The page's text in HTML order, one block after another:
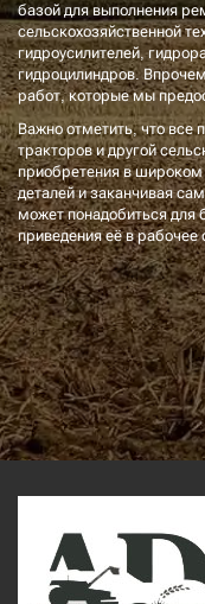
базой для выполнения
сельскохозяйственной
гидроусилителей,
гидроцилиндров.
работ, которые мы
Важно отметить, что все
тракторов и другой
приобретения в
деталей и заканчивая
может понадобиться для
приведения её в рабочее